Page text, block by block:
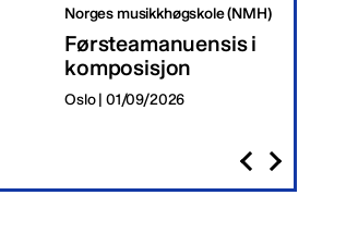
Norges musikkhøgskole (NMH)
Førsteamanuensis i
komposisjon
Oslo | 01/09/2026